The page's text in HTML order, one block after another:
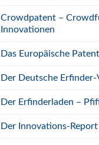
Crowdpatent –
Innovationen
Das Europäische
Der Deutsche Erfinder-
Der Erfinderladen –
Der Innovations-Report